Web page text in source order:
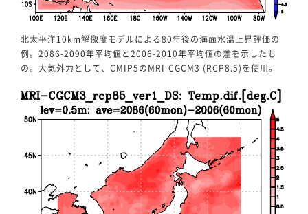
北太平洋10km解像度モデルによる80年後の海面水温上昇評価の
例。2086-2090年平均値と2006-2010年平均値の差を示したも
の。大気外力として、CMIP5のMRI-CGCM3 (RCP8.5)を使用。